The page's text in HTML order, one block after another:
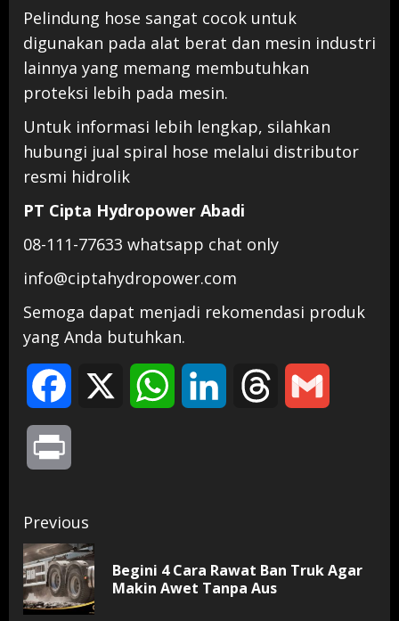
Pelindung hose sangat cocok untuk
digunakan pada alat berat dan mesin industri
lainnya yang memang membutuhkan
proteksi lebih pada mesin.
Untuk informasi lebih lengkap, silahkan
hubungi jual spiral hose melalui distributor
resmi hidrolik
PT Cipta Hydropower Abadi
08-111-77633 whatsapp chat only
info@ciptahydropower.com
Semoga dapat menjadi rekomendasi produk
yang Anda butuhkan.
Facebook WhatsAppLinkedIn Threads
Continue
Reading
Previous
Begini 4 Cara Rawat Ban Truk Agar
Makin Awet Tanpa Aus